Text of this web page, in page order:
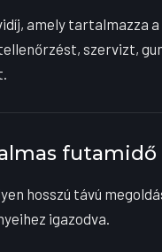
amely tartalmazza
szervizt,
futamidő
hosszú távú
igazodva.